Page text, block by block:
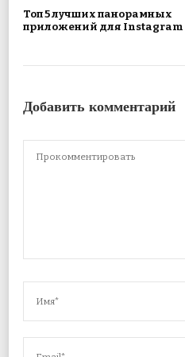
Топ 5 лучших панорамных
приложений для Instagram
Добавить комментарий